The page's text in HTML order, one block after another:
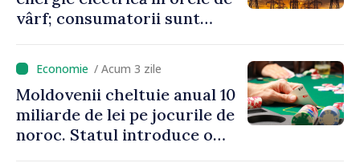
vârf; consumatorii sunt
/ Acum 3 zile
Moldovenii cheltuie anual 10
miliarde de lei pe jocurile de
noroc. Statul introduce o